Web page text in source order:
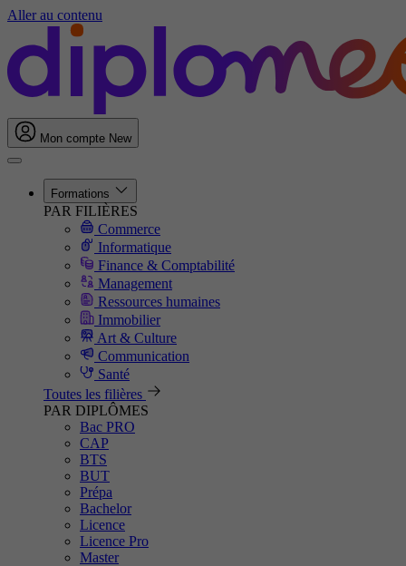
Aller au contenu
Mon compte New
Formations
PAR FILIÈRES
Commerce
Informatique
Finance & Comptabilité
Management
Ressources humaines
Immobilier
Art & Culture
Communication
Santé
Toutes les filières
PAR DIPLÔMES
Bac PRO
CAP
BTS
BUT
Prépa
Bachelor
Licence
Licence Pro
Master